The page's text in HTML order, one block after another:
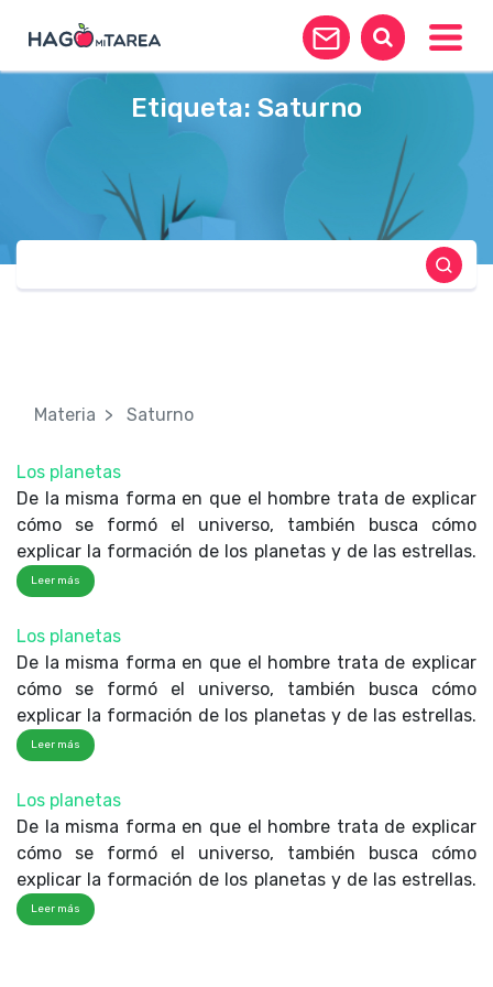
Etiqueta: Saturno
Materia Saturno
Los planetas
De la misma forma en que el hombre trata de explicar
cómo se formó el universo, también busca cómo
explicar la formación de los planetas y de las estrellas.
Leer más
Los planetas
De la misma forma en que el hombre trata de explicar
cómo se formó el universo, también busca cómo
explicar la formación de los planetas y de las estrellas.
Leer más
Los planetas
De la misma forma en que el hombre trata de explicar
cómo se formó el universo, también busca cómo
explicar la formación de los planetas y de las estrellas.
Leer más